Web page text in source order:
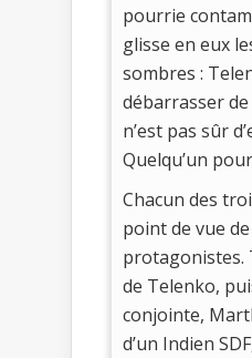
pourrie
glisse en eux
sombres :
débarrasser de
n’est pas sûr
Quelqu’un
Chacun des
point de vue de
protagonistes.
de Telenko,
conjointe,
d’un Indien